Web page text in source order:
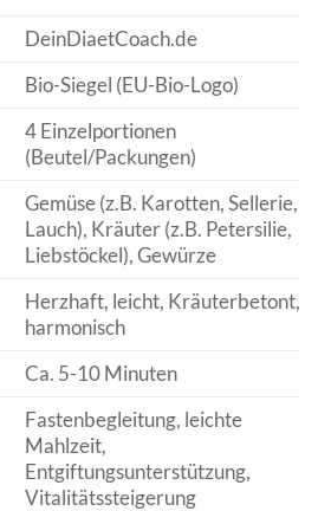
DeinDiaetCoach.de
Bio-Siegel (EU-Bio-Logo)
4 Einzelportionen
(Beutel/Packungen)
Gemüse (z.B. Karotten, Sellerie,
Lauch), Kräuter (z.B. Petersilie,
Liebstöckel), Gewürze
Herzhaft, leicht, Kräuterbetont,
harmonisch
Ca. 5-10 Minuten
Fastenbegleitung, leichte
Mahlzeit,
Entgiftungsunterstützung,
Vitalitätssteigerung